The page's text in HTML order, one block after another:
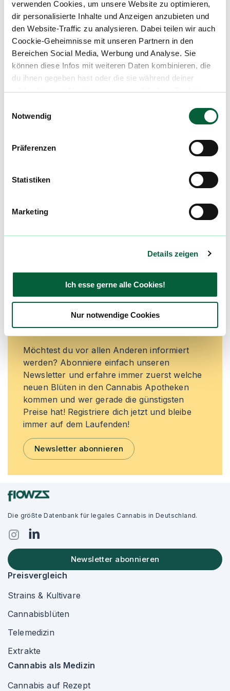
verwenden Cookies, um unsere Website zu optimieren,
dir personalisierte Inhalte und Anzeigen anzubieten und
den Website-Traffic zu analysieren. Dabei teilen wir auch
Coockie-Geheimnisse mit unseren Partnern in den
Bereichen Social Media, Werbung und Analyse. Sie
können diese Infos mit weiteren Daten kombinieren, die
du ihnen gegeben hast oder die sie während deiner
wilden Internet-Abenteuer gesammelt haben. Begleite
Notwendig
Präferenzen
Statistiken
Marketing
Details zeigen
Ich esse gerne alle Cookies!
Nur notwendige Cookies
info@westgate-apotheke.de
Telefon: 0221 790 77555
Mach mit in der flowzz.com
Alle wichtigen Daten und Fakten - täglich
aktualisiert! Hilf uns mit Deinen Kommentaren
machen. Melde dich an, um dir deine
Preisreduktionen informiert zu werden und
Neue Cannabisblüten und die
besten Preise nicht mehr
verpassen!
Möchtest du vor allen Anderen informiert
werden? Abonniere einfach unseren
Newsletter und erfahre immer zuerst welche
neuen Blüten in den Cannabis Apotheken
kommen und wer gerade die günstigsten
Preise hat! Registriere dich jetzt und bleibe
immer auf dem Laufenden!
Newsletter abonnieren
Die größte Datenbank für legales Cannabis in Deutschland.
Newsletter abonnieren
Preisvergleich
Strains & Kultivare
Cannabisblüten
Telemedizin
Extrakte
Cannabis als Medizin
Cannabis auf Rezept